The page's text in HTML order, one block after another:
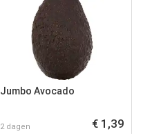
Jumbo Avocado
2 dagen € 1,39